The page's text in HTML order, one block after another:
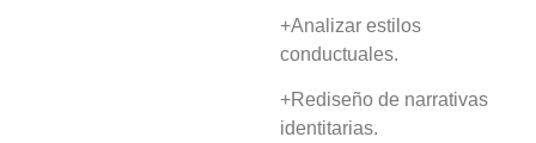
+Analizar estilos
conductuales.
+Rediseño de narrativas
identitarias.